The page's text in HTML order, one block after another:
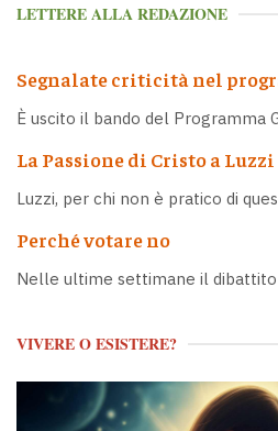
LETTERE ALLA REDAZIONE
Segnalate criticità nel
È uscito il bando del Programma
La Passione di Cristo a Luzzi
Luzzi, per chi non è pratico di
Perché votare no
Nelle ultime settimane il dibattito
VIVERE O ESISTERE?